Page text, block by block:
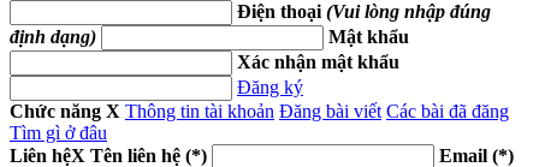
Điện thoại (Vui lòng nhập đúng
định dạng)
Mật khẩu
Xác nhận mật khẩu
Đăng ký
Chức năng X Thông tin tài khoản Đăng bài viết Các bài đã đăng
Tìm gì ở đâu
Liên hệX Tên liên hệ (*)
Email (*)